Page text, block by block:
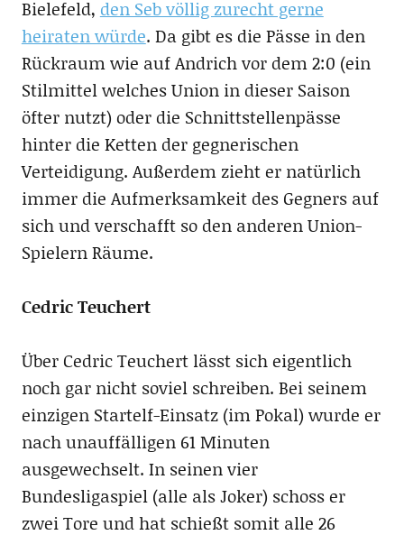
Bielefeld, den Seb völlig zurecht gerne
heiraten würde. Da gibt es die Pässe in den
Rückraum wie auf Andrich vor dem 2:0 (ein
Stilmittel welches Union in dieser Saison
öfter nutzt) oder die Schnittstellenpässe
hinter die Ketten der gegnerischen
Verteidigung. Außerdem zieht er natürlich
immer die Aufmerksamkeit des Gegners auf
sich und verschafft so den anderen Union-
Spielern Räume.
Cedric Teuchert
Über Cedric Teuchert lässt sich eigentlich
noch gar nicht soviel schreiben. Bei seinem
einzigen Startelf-Einsatz (im Pokal) wurde er
nach unauffälligen 61 Minuten
ausgewechselt. In seinen vier
Bundesligaspiel (alle als Joker) schoss er
zwei Tore und hat schießt somit alle 26